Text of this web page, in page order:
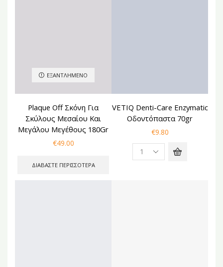
ΕΞΑΝΤΛΗΜΈΝΟ
Plaque Off Σκόνη Για
Σκύλους Μεσαίου Και
Μεγάλου Μεγέθους 180Gr
€49.00
ΔΙΑΒΆΣΤΕ ΠΕΡΙΣΣΌΤΕΡΑ
VETIQ Denti-Care Enzymatic
Οδοντόπαστα 70gr
€9.80